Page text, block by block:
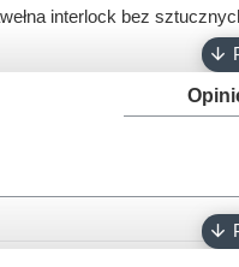
interlock bez
róż, błękitny,